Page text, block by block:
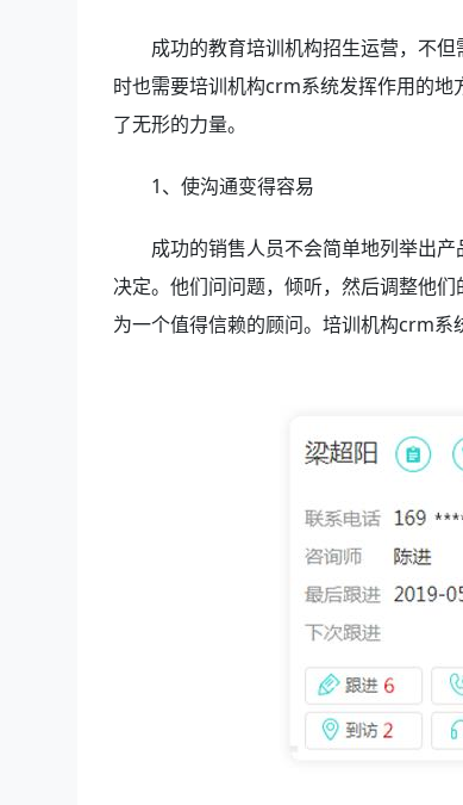
成功的教育培训机构招生运营，不
时也需要培训机构crm系统发挥作用的
了无形的力量。
1、使沟通变得容易
成功的销售人员不会简单地列举出
决定。他们问问题，倾听，然后调整他
为一个值得信赖的顾问。培训机构crm系